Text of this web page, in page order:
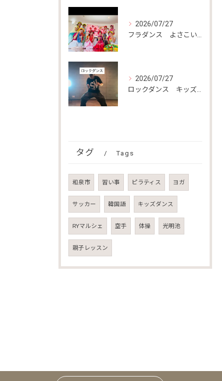
2026/07/27
2026/07/27
タグ Tags
和泉市 習い事 ピラティス ヨガ
サッカー 韓国語 キッズダンス
RYマルシェ 空手 体操 光明池
親子レッスン